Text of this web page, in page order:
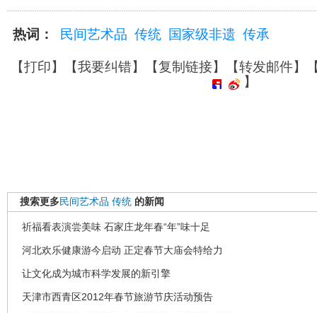
热词： 民间艺术品 传统 国家级非遗 传承
【打印】【我要纠错】【复制链接】【转发邮件】
】
搜索更多民间艺术品 传统 的新闻
祈福看表演尝美味 石家庄龙年春“年”味十足
河北欢乐健康游今启动 正定春节大庙会特给力
让文化成为城市科学发展的新引擎
天津市西青区2012年春节旅游节庆活动预告